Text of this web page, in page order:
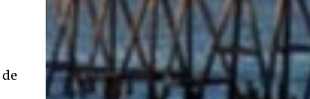
etapas, esforzándose a puro pulmón. Pero
también está lo vivido en su España natal,
con el tema de la guerra civil que sufrió la
familia y tuvo la grieta que instaló el
generalisimo Franco con una enorme cuota
de torturas, persecución, secuestros,